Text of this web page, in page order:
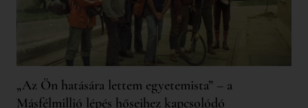
„Az Ön hatására lettem egyetemista” – a
Másfélmillió lépés hőseihez kapcsolódó